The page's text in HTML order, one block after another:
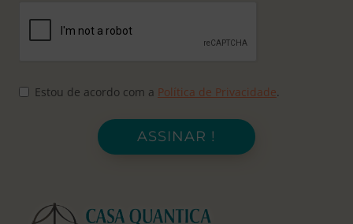
Estou de acordo com a Política de Privacidade.
ASSINAR !